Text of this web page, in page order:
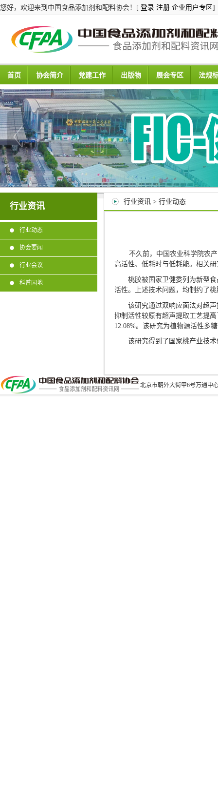
您好，欢迎来到中国食品添加剂和配料协会！[ 登录 注册 企业用户专区]
首页 协会简介 党建工作 出版物 展会专区 法规
行业资讯
行业动态
协会要闻
行业会议
科普园地
行业资讯 > 行业动态
不久前，中国农业科学院农
高活性、低耗时与低耗能。相关
桃胶被国家卫健委列为新型食
活性。上述技术问题，均制约了
该研究通过双响应面法对超声
抑制活性较原有超声提取工艺提高
12.08%。该研究为植物源活性多
该研究得到了国家桃产业技
北京市朝外大街甲6号万通中